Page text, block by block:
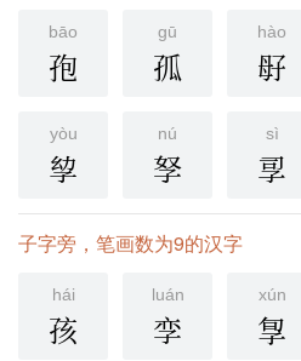
bāo
孢
gū
孤
hào
㝀
yòu
孧
nú
孥
sì
孠
子字旁，笔画数为9的汉字
hái
孩
luán
孪
xún
㝁